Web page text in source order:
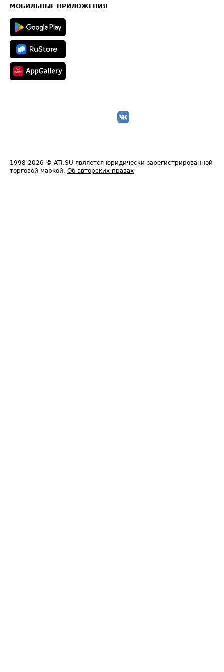
Техническая информация
МОБИЛЬНЫЕ ПРИЛОЖЕНИЯ
1998-2026 © ATI.SU является юридически зарегистрированной
торговой маркой. Об авторских правах